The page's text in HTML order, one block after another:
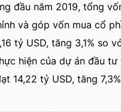
đầu năm 2019, tổng
và góp vốn mua cổ
tỷ USD, tăng 3,1% so
hiện của dự án đầu
14,22 tỷ USD, tăng